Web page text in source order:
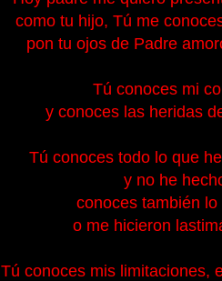
como tu hijo, Tú me
pon tu ojos de Padre
Tú conoces mi
y conoces las heridas
Tú conoces todo lo que
y no he
conoces también lo
o me hicieron
Tú conoces mis limitaciones,